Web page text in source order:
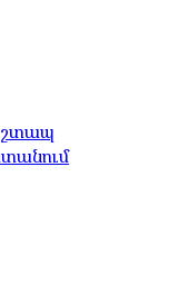
շտապ